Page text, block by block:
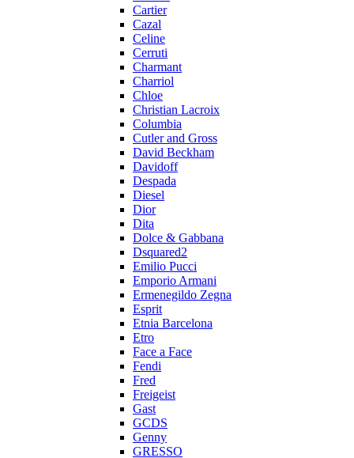
Cartier
Cazal
Celine
Cerruti
Charmant
Charriol
Chloe
Christian Lacroix
Columbia
Cutler and Gross
David Beckham
Davidoff
Despada
Diesel
Dior
Dita
Dolce & Gabbana
Dsquared2
Emilio Pucci
Emporio Armani
Ermenegildo Zegna
Esprit
Etnia Barcelona
Etro
Face a Face
Fendi
Fred
Freigeist
Gast
GCDS
Genny
GRESSO